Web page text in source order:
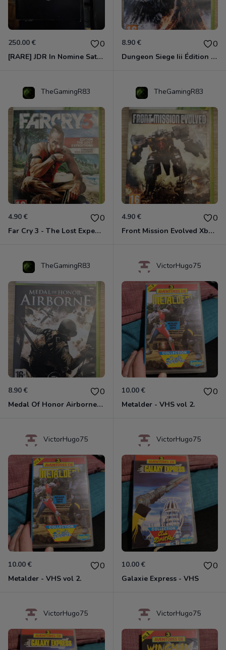
250.00 € 0
[RARE] JDR In Nomine Satanis / Magna Veritas – 1ère Édition BOÎTE (DOS BLANC, 1989) - CROC / Siroz
8.90 € 0
Dungeon Siege Iii Édition Limitée - Vf Intégrale Xbox 360
TheGamingR83
4.90 € 0
Far Cry 3 - The Lost Expeditions - Edition Spéciale Xbox 360
TheGamingR83
4.90 € 0
Front Mission Evolved Xbox 360
TheGamingR83
8.90 € 0
Medal Of Honor Airborne Xbox 360
VictorHugo75
10.00 € 0
Metalder - VHS vol 2.
VictorHugo75
10.00 € 0
Metalder - VHS vol 2.
VictorHugo75
10.00 € 0
Galaxie Express - VHS
VictorHugo75 VictorHugo75